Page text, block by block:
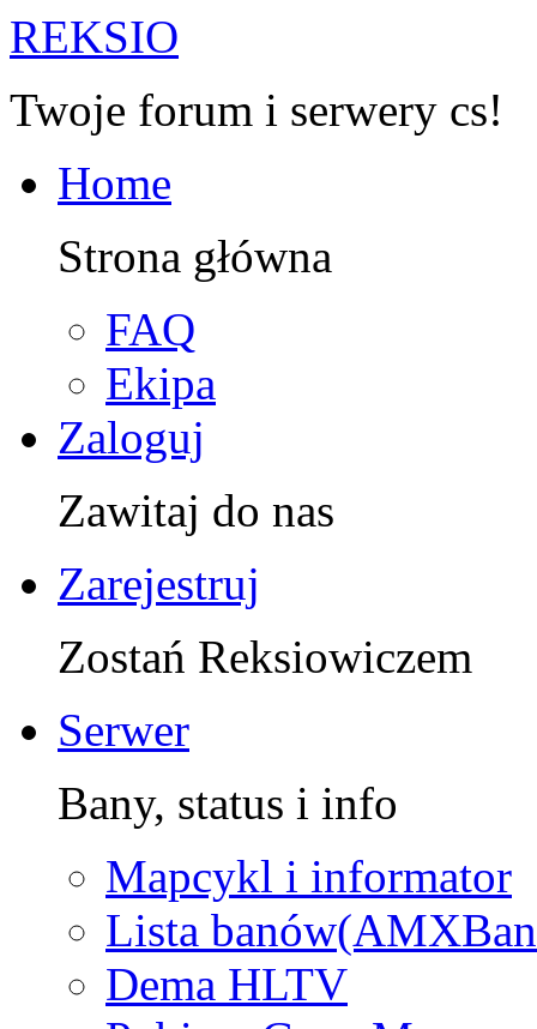
REKSIO
Twoje forum i serwery cs!
Home
Strona główna
FAQ
Ekipa
Zaloguj
Zawitaj do nas
Zarejestruj
Zostań Reksiowiczem
Serwer
Bany, status i info
Mapcykl i informator
Lista
Dema HLTV